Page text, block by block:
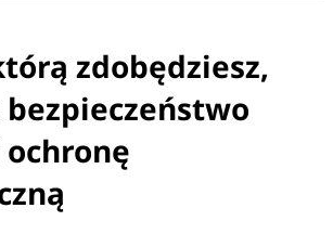
zdobędziesz,